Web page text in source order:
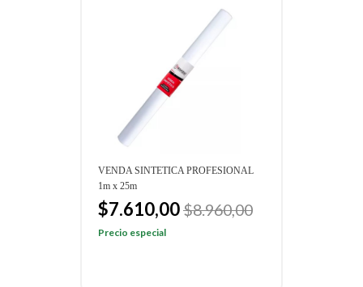
VENDA SINTETICA PROFESIONAL
1m x 25m
$7.610,00$8.960,00
Precio especial